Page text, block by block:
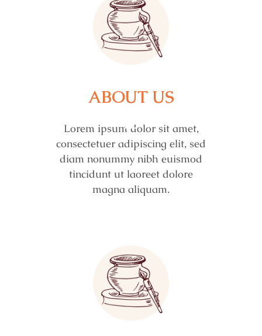
ABOUT US
Lorem ipsum dolor sit amet,
consectetuer adipiscing elit, sed
diam nonummy nibh euismod
tincidunt ut laoreet dolore
magna aliquam.